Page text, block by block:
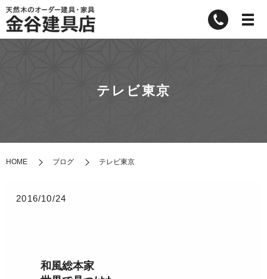
テレビ東京
HOME ブログ テレビ東京
2016/10/24
和風総本家